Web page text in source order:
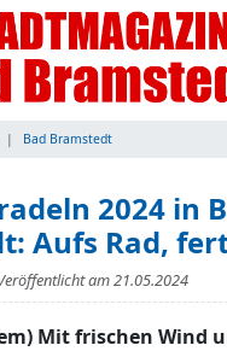
Bad Bramstedt
2024 in
Aufs Rad,
am21.05.2024
Mit frischen Wind